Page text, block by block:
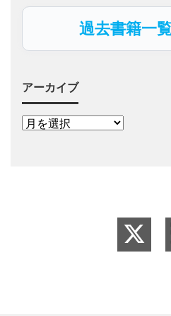
過去書籍一
アーカイブ